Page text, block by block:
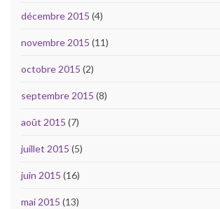
décembre 2015 (4)
novembre 2015 (11)
octobre 2015 (2)
septembre 2015 (8)
août 2015 (7)
juillet 2015 (5)
juin 2015 (16)
mai 2015 (13)